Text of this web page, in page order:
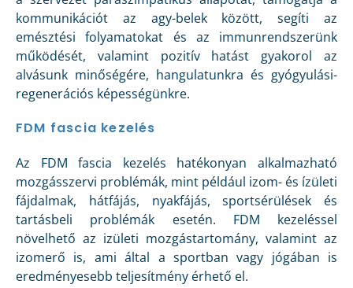
kommunikációt az agy-belek között, segíti az
emésztési folyamatokat és az immunrendszerünk
működését, valamint pozitív hatást gyakorol az
alvásunk minőségére, hangulatunkra és gyógyulási-
regenerációs képességünkre.
FDM fascia kezelés
Az FDM fascia kezelés hatékonyan alkalmazható
mozgásszervi problémák, mint például izom- és ízületi
fájdalmak, hátfájás, nyakfájás, sportsérülések és
tartásbeli problémák esetén. FDM kezeléssel
növelhető az izületi mozgástartomány, valamint az
izomerő is, ami által a sportban vagy jógában is
eredményesebb teljesítmény érhető el.